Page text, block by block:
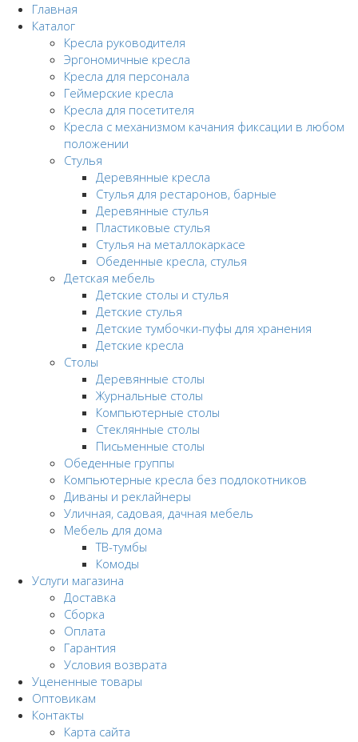
Главная
Каталог
Кресла руководителя
Эргономичные кресла
Кресла для персонала
Геймерские кресла
Кресла для посетителя
Кресла с механизмом качания фиксации в любом
положении
Стулья
Деревянные кресла
Стулья для рестаронов, барные
Деревянные стулья
Пластиковые стулья
Стулья на металлокаркасе
Обеденные кресла, стулья
Детская мебель
Детские столы и стулья
Детские стулья
Детские тумбочки-пуфы для хранения
Детские кресла
Столы
Деревянные столы
Журнальные столы
Компьютерные столы
Стеклянные столы
Письменные столы
Обеденные группы
Компьютерные кресла без подлокотников
Диваны и реклайнеры
Уличная, садовая, дачная мебель
Мебель для дома
ТВ-тумбы
Комоды
Услуги магазина
Доставка
Сборка
Оплата
Гарантия
Условия возврата
Уцененные товары
Оптовикам
Контакты
Карта сайта